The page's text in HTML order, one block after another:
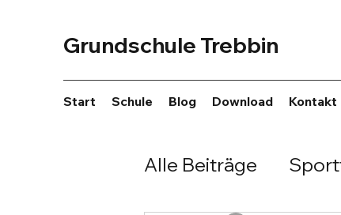
Grundschule Trebbin
Start Schule Blog Download Kontakt
Alle Beiträge